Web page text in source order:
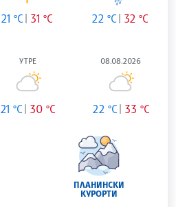
21 °C 31 °C 22 °C 32 °C
УТРЕ
21 °C 30 °C
08.08.2026
22 °C 33 °C
ПЛАНИНСКИ
КУРОРТИ